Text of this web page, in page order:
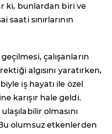
ki, bunlardan biri ve
saati sınırlarının
çalışanların
algısını yaratırken,
iş hayatı ile özel
karışır hale geldi.
olmasını
olumsuz etkenlerden